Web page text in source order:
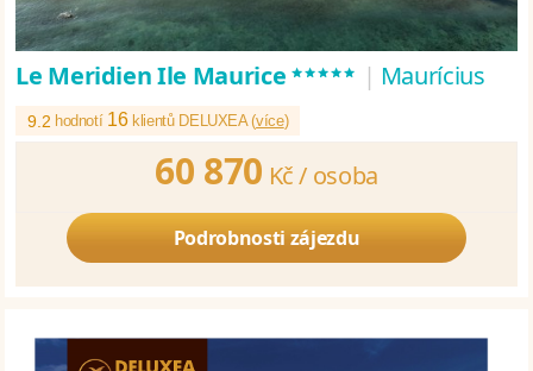
Le Meridien Ile Maurice***** | Maurícius
9.2 hodnotí 16klientů DELUXEA (více)
60 870 Kč / osoba
Podrobnosti zájezdu